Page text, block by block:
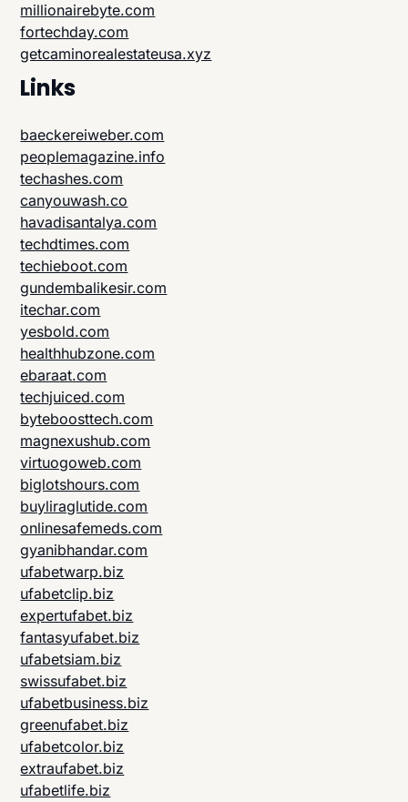
millionairebyte.com
fortechday.com
getcaminorealestateusa.xyz
Links
baeckereiweber.com
peoplemagazine.info
techashes.com
canyouwash.co
havadisantalya.com
techdtimes.com
techieboot.com
gundembalikesir.com
itechar.com
yesbold.com
healthhubzone.com
ebaraat.com
techjuiced.com
byteboosttech.com
magnexushub.com
virtuogoweb.com
biglotshours.com
buyliraglutide.com
onlinesafemeds.com
gyanibhandar.com
ufabetwarp.biz
ufabetclip.biz
expertufabet.biz
fantasyufabet.biz
ufabetsiam.biz
swissufabet.biz
ufabetbusiness.biz
greenufabet.biz
ufabetcolor.biz
extraufabet.biz
ufabetlife.biz